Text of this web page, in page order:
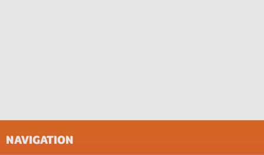
NAVIGATION